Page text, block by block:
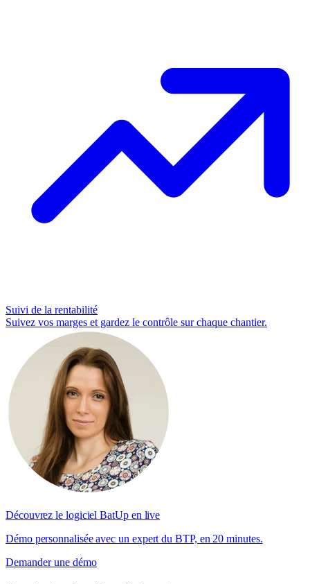
Suivi de la rentabilité
Suivez vos marges et gardez le contrôle sur chaque chantier.
Découvrez le logiciel BatUp en live
Démo personnalisée avec un expert du BTP, en 20 minutes.
Demander une démo